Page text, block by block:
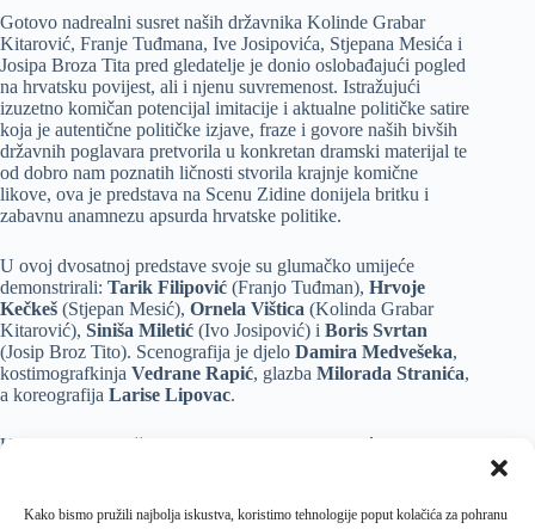
Kako bismo pružili najbolja iskustva, koristimo tehnologije poput kolačića za pohranu
Gotovo nadrealni susret naših državnika Kolinde Grabar
Kitarović, Franje Tuđmana, Ive Josipovića, Stjepana Mesića i
Josipa Broza Tita pred gledatelje je donio oslobađajući pogled
na hrvatsku povijest, ali i njenu suvremenost. Istražujući
izuzetno komičan potencijal imitacije i aktualne političke satire
koja je autentične političke izjave, fraze i govore naših bivših
državnih poglavara pretvorila u konkretan dramski materijal te
od dobro nam poznatih ličnosti stvorila krajnje komične
likove, ova je predstava na Scenu Zidine donijela britku i
zabavnu anamnezu apsurda hrvatske politike.
U ovoj dvosatnoj predstave svoje su glumačko umijeće
demonstrirali: Tarik Filipović (Franjo Tuđman), Hrvoje
Kečkeš (Stjepan Mesić), Ornela Vištica (Kolinda Grabar
Kitarović), Siniša Miletić (Ivo Josipović) i Boris Svrtan
(Josip Broz Tito). Scenografija je djelo Damira Medvešeka,
kostimografkinja Vedrane Rapić, glazba Milorada Stranića,
a koreografija Larise Lipovac.
U nastavku kazališnog dijela Ljetnih priredbi, već u srijedu,